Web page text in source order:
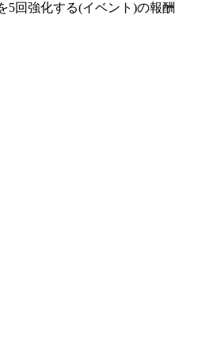
5回強化する(イベント)の報酬